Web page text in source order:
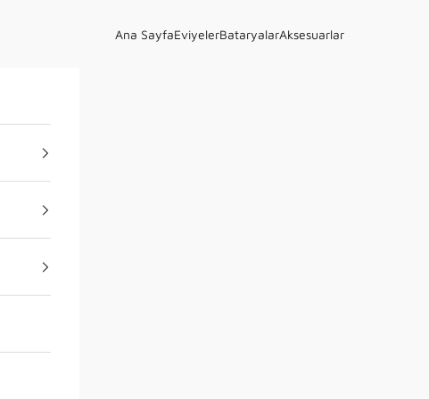
Ana SayfaEviyelerBataryalarAksesuarlar